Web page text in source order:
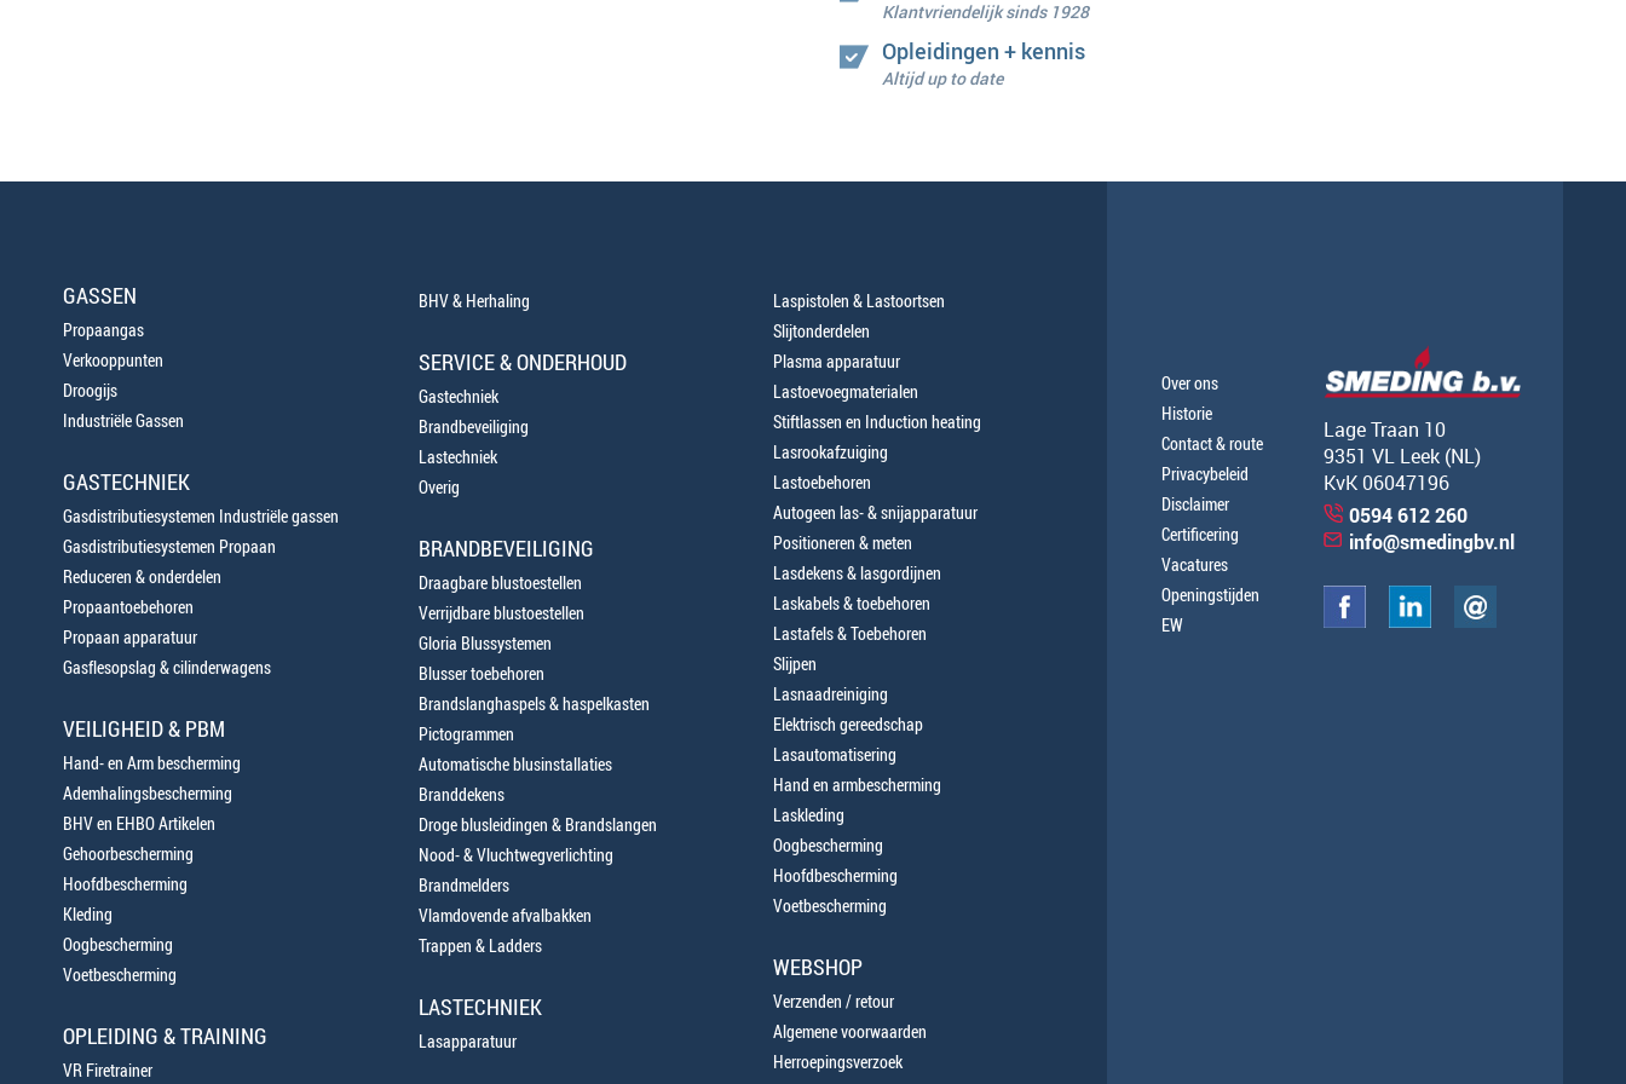
Klantvriendelijk sinds 1928
Opleidingen + kennis
Altijd up to date
GASSEN
Propaangas
Verkooppunten
Droogijs
Industriële Gassen
GASTECHNIEK
Gasdistributiesystemen Industriële gassen
Gasdistributiesystemen Propaan
Reduceren & onderdelen
Propaantoebehoren
Propaan apparatuur
Gasflesopslag & cilinderwagens
VEILIGHEID & PBM
Hand- en Arm bescherming
Ademhalingsbescherming
BHV en EHBO Artikelen
Gehoorbescherming
Hoofdbescherming
Kleding
Oogbescherming
Voetbescherming
OPLEIDING & TRAINING
VR Firetrainer
BHV & Herhaling
SERVICE & ONDERHOUD
Gastechniek
Brandbeveiliging
Lastechniek
Overig
BRANDBEVEILIGING
Draagbare blustoestellen
Verrijdbare blustoestellen
Gloria Blussystemen
Blusser toebehoren
Brandslanghaspels & haspelkasten
Pictogrammen
Automatische blusinstallaties
Branddekens
Droge blusleidingen & Brandslangen
Nood- & Vluchtwegverlichting
Brandmelders
Vlamdovende afvalbakken
Trappen & Ladders
LASTECHNIEK
Lasapparatuur
Laspistolen & Lastoortsen
Slijtonderdelen
Plasma apparatuur
Lastoevoegmaterialen
Stiftlassen en Induction heating
Lasrookafzuiging
Lastoebehoren
Autogeen las- & snijapparatuur
Positioneren & meten
Lasdekens & lasgordijnen
Laskabels & toebehoren
Lastafels & Toebehoren
Slijpen
Lasnaadreiniging
Elektrisch gereedschap
Lasautomatisering
Hand en armbescherming
Laskleding
Oogbescherming
Hoofdbescherming
Voetbescherming
WEBSHOP
Verzenden / retour
Algemene voorwaarden
Herroepingsverzoek
Over ons
Historie
Contact & route
Privacybeleid
Disclaimer
Certificering
Vacatures
Openingstijden
EW
Lage Traan 10
9351 VL Leek (NL)
KvK 06047196
0594 612 260
info@smedingbv.nl